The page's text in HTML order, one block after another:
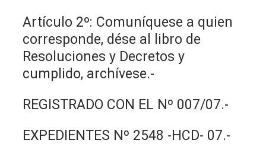
Artículo 2º: Comuníquese a quien
corresponde, dése al libro de
Resoluciones y Decretos y
cumplido, archívese.-
REGISTRADO CON EL Nº 007/07.-
EXPEDIENTES Nº 2548 -HCD- 07.-